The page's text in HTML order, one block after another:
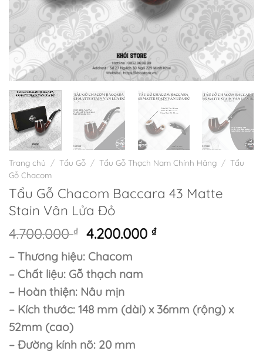
Trang chủ / Tẩu Gỗ / Tẩu Gỗ Thạch Nam Chính Hãng / Tẩu
Gỗ Chacom
Tẩu Gỗ Chacom Baccara 43 Matte
Stain Vân Lửa Đỏ
4.700.000₫
Giá
là:
4.700.000 ₫.
4.200.000₫Giá
– Thương hiệu: Chacom
– Chất liệu: Gỗ thạch nam
– Hoàn thiện: Nâu mịn
– Kích thước: 148 mm (dài) x 36mm (rộng) x
52mm (cao)
– Đường kính nõ: 20 mm